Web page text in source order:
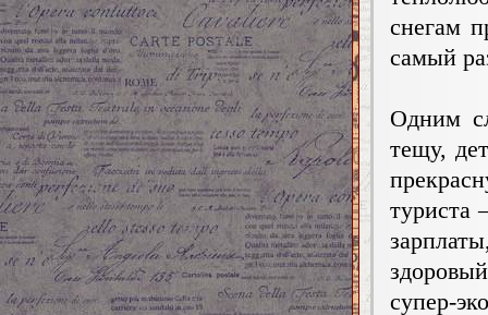
снегам
самый
Одним
тещу,
туриста
супер-